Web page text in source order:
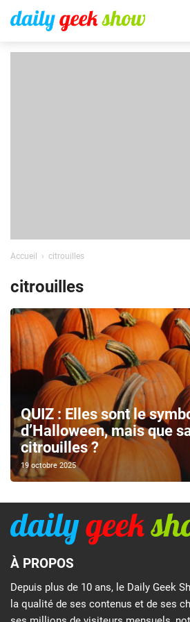
Accueil citrouilles
citrouilles
QUIZ : Elles sont le
d’Halloween, mais que
citrouilles ?
19 octobre 2025
À PROPOS
Depuis plus de 10 ans, le Daily Geek
la qualité de ses contenus et de ses